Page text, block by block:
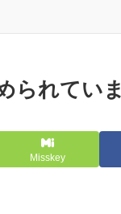
られてい
Misskey